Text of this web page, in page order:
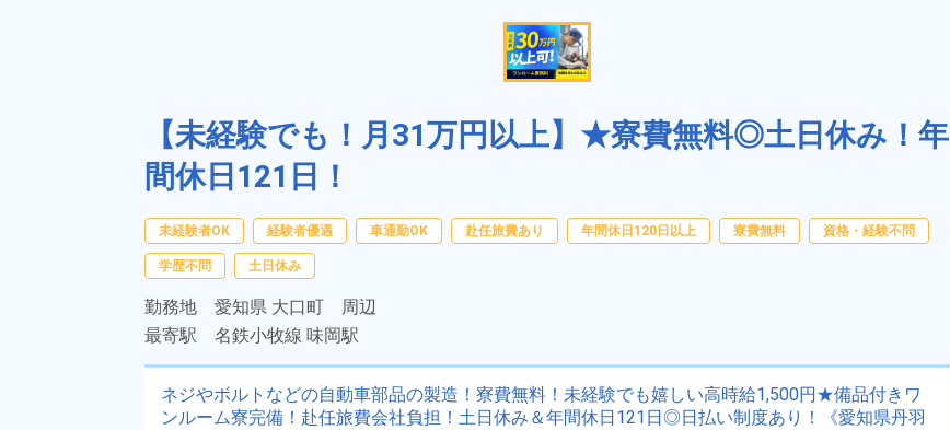
【未経験でも！月31万円以上】★寮費無料◎土日休み！年
間休日121日！
未経験者OK 経験者優遇 車通勤OK 赴任旅費あり 年間休日120日以上 寮費無料 資格・経験不問
学歴不問 土日休み
勤務地 愛知県 大口町 周辺
最寄駅 名鉄小牧線 味岡駅
ネジやボルトなどの自動車部品の製造！寮費無料！未経験でも嬉しい高時給1,500円★備品付きワ
ンルーム寮完備！赴任旅費会社負担！土日休み＆年間休日121日◎日払い制度あり！《愛知県丹羽